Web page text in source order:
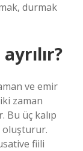
durmak
ve emir
zaman
üç kalıp
oluşturur.
fiili